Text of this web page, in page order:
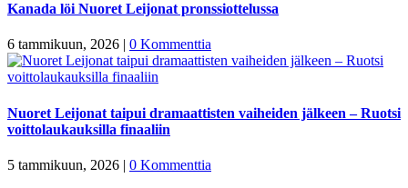
Kanada löi Nuoret Leijonat pronssiottelussa
6 tammikuun, 2026 | 0 Kommenttia
Nuoret Leijonat taipui dramaattisten vaiheiden jälkeen – Ruotsi
voittolaukauksilla finaaliin
5 tammikuun, 2026 | 0 Kommenttia